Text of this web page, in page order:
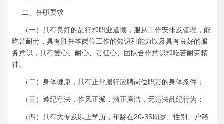
二、任职要求
（一）具有良好的品行和职业道德，服从工作安排及管理，能
吃苦耐劳，具有胜任本岗位工作的知识和能力以及具有良好的服
务意识，具有爱心、耐心、责任心、团队合作意识和吃苦耐劳精
神。
（二）身体健康，具有正常履行应聘岗位职责的身体条件；
（三）遵纪守法，作风正派，清正廉洁，无违法乱纪行为；
（四）具有大专及以上学历，年龄在20-35周岁、性别、户籍